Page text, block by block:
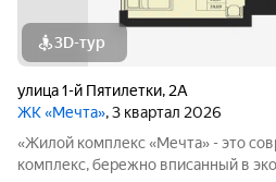
3D-тур
улица 1-й Пятилетки, 2А
ЖК «Мечта», 3 квартал 2026
«Жилой комплекс «Мечта» - это
комплекс, бережно вписанный в